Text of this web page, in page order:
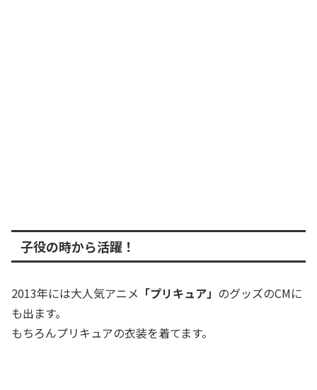
子役の時から活躍！
2013年には大人気アニメ 「プリキュア」 のグッズのCMに
も出ます。
もちろんプリキュアの衣装を着てます。